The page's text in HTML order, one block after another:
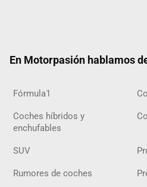
En Motorpasión hablamos
Fórmula1
Coches híbridos y
enchufables
SUV
Rumores de coches